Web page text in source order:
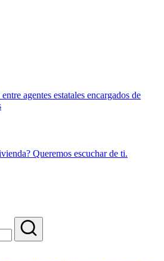
agentes estatales encargados de
Queremos escuchar de ti.